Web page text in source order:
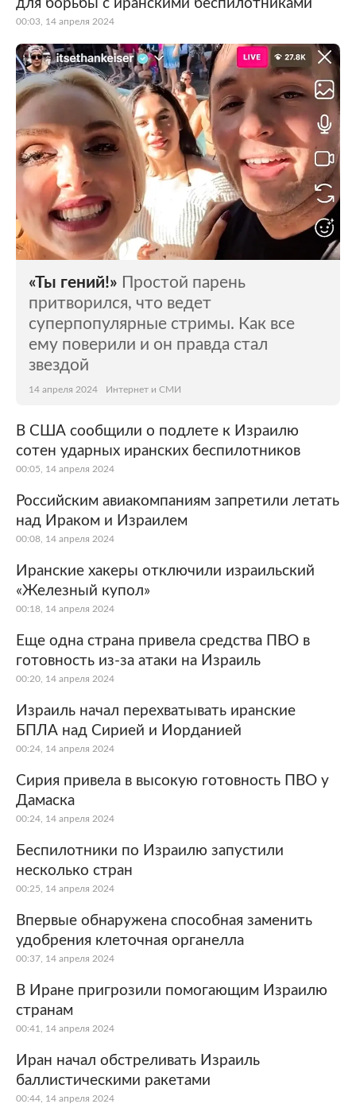
для борьбы с иранскими беспилотниками
00:03, 14 апреля 2024
«Ты гений!» Простой парень
притворился, что ведет
суперпопулярные стримы. Как все
ему поверили и он правда стал
звездой
14 апреля 2024 Интернет и СМИ
В США сообщили о подлете к Израилю
сотен ударных иранских беспилотников
00:05, 14 апреля 2024
Российским авиакомпаниям запретили летать
над Ираком и Израилем
00:08, 14 апреля 2024
Иранские хакеры отключили израильский
«Железный купол»
00:18, 14 апреля 2024
Еще одна страна привела средства ПВО в
готовность из-за атаки на Израиль
00:20, 14 апреля 2024
Израиль начал перехватывать иранские
БПЛА над Сирией и Иорданией
00:24, 14 апреля 2024
Сирия привела в высокую готовность ПВО у
Дамаска
00:24, 14 апреля 2024
Беспилотники по Израилю запустили
несколько стран
00:25, 14 апреля 2024
Впервые обнаружена способная заменить
удобрения клеточная органелла
00:37, 14 апреля 2024
В Иране пригрозили помогающим Израилю
странам
00:41, 14 апреля 2024
Иран начал обстреливать Израиль
баллистическими ракетами
00:44, 14 апреля 2024